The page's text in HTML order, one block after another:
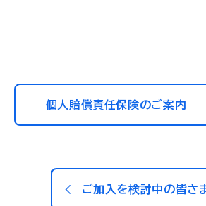
個人賠償責任保険のご案内
ご加入を検討中の皆さ